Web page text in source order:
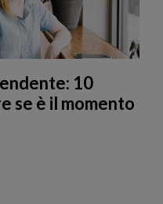
10
se è il momento